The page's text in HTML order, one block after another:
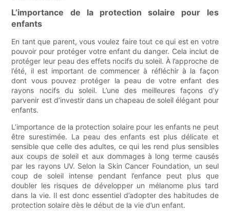
L’importance de la protection solaire pour les
enfants
En tant que parent, vous voulez faire tout ce qui est en votre
pouvoir pour protéger votre enfant du danger. Cela inclut de
protéger leur peau des effets nocifs du soleil. À l’approche de
l’été, il est important de commencer à réfléchir à la façon
dont vous pouvez protéger la peau de votre enfant des
rayons nocifs du soleil. L’une des meilleures façons d’y
parvenir est d’investir dans un chapeau de soleil élégant pour
enfants.
L’importance de la protection solaire pour les enfants ne peut
être surestimée. La peau des enfants est plus délicate et
sensible que celle des adultes, ce qui les rend plus sensibles
aux coups de soleil et aux dommages à long terme causés
par les rayons UV. Selon la Skin Cancer Foundation, un seul
coup de soleil intense pendant l’enfance peut plus que
doubler les risques de développer un mélanome plus tard
dans la vie. Il est donc essentiel d’adopter des habitudes de
protection solaire dès le début de la vie d’un enfant.